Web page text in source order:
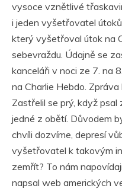
vysoce vznětlivé
i jeden vyšetřovatel
který vyšetřoval útok na
sebevraždu. Údajně se
kanceláři v noci ze 7. na
na Charlie Hebdo.
Zastřelil se prý, když psal
jedné z obětí. Důvodem
chvíli dozvíme, depresí
vyšetřovatel k takovým
zemřít? To nám
napsal web amerických